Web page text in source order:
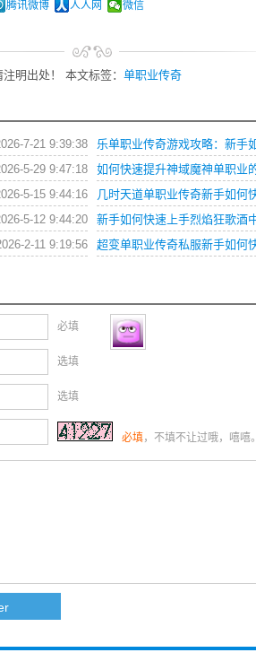
腾讯微博 人人网 微信
明出处！ 本文标签： 单职业传奇
7-21 9:39:38
5-29 9:47:18
5-15 9:44:16
5-12 9:44:20
2-11 9:19:56
必填
选填
选填
必填，不填不让过哦，嘻嘻。